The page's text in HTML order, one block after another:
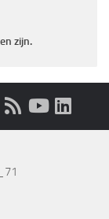
zijn.